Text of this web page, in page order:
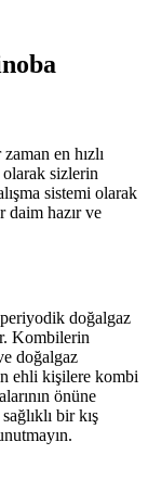
en hızlı
sizlerin
sistemi olarak
daim hazır ve
doğalgaz
Kombilerin
doğalgaz
ehli kişilere kombi
önüne
bir kış